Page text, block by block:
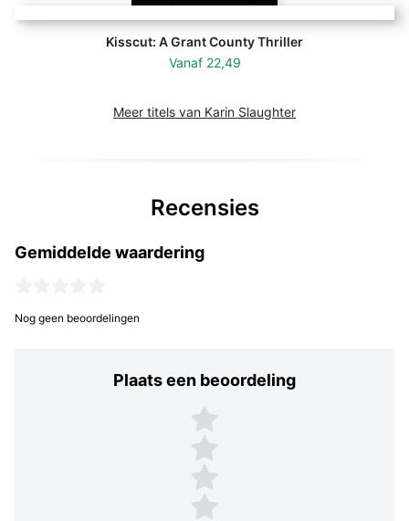
Kisscut: A Grant County Thriller
Vanaf 22,49
Meer titels van Karin Slaughter
Recensies
Gemiddelde waardering
Nog geen beoordelingen
Plaats een beoordeling
Plaats een beoordeling
5 sterren
4 sterren
3 sterren
2 sterren